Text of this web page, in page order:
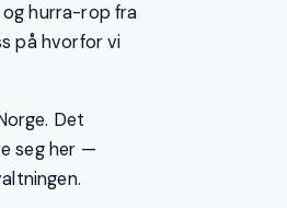
og hurra-rop fra
på hvorfor vi
Det
seg her —